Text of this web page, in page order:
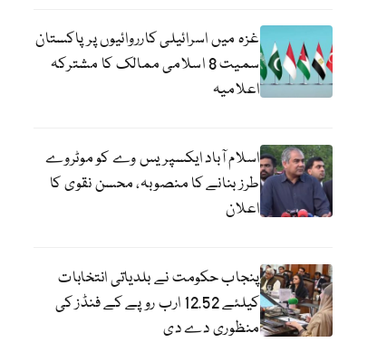
غزہ میں اسرائیلی کارروائیوں پر پاکستان
سمیت 8 اسلامی ممالک کا مشترکہ
اعلامیہ
اسلام آباد ایکسپریس وے کو موٹروے
طرز بنانے کا منصوبہ، محسن نقوی کا
اعلان
پنجاب حکومت نے بلدیاتی انتخابات
کیلئے 12.52 ارب روپے کے فنڈز کی
منظوری دے دی